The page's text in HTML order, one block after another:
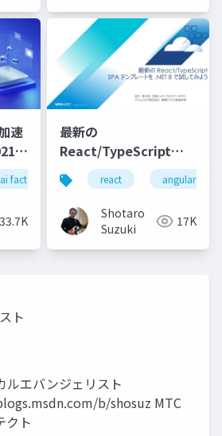
速
factory generative ai azure
33.7K
最新の
React/TypeScript
SPA テンプレートを
.NET 8 で試してみよう
react angular
Shotaro
Suzuki
17K
ト
ルエバンジェリスト
b/shosuz MTC
クト